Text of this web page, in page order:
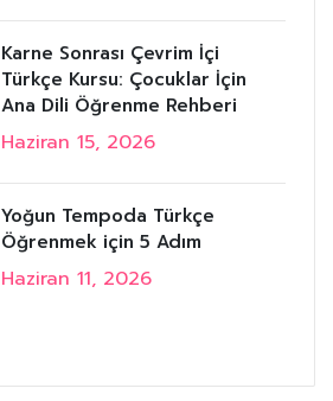
Karne Sonrası Çevrim İçi
Türkçe Kursu: Çocuklar İçin
Ana Dili Öğrenme Rehberi
Haziran 15, 2026
Yoğun Tempoda Türkçe
Öğrenmek için 5 Adım
Haziran 11, 2026